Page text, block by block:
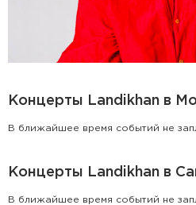
Концерты Landikhan в
В ближайшее время событий не
Концерты Landikhan в
В ближайшее время событий не